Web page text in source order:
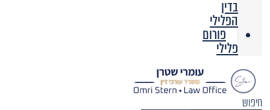
בדין
הפלילי
פורום
פלילי
חיפוש